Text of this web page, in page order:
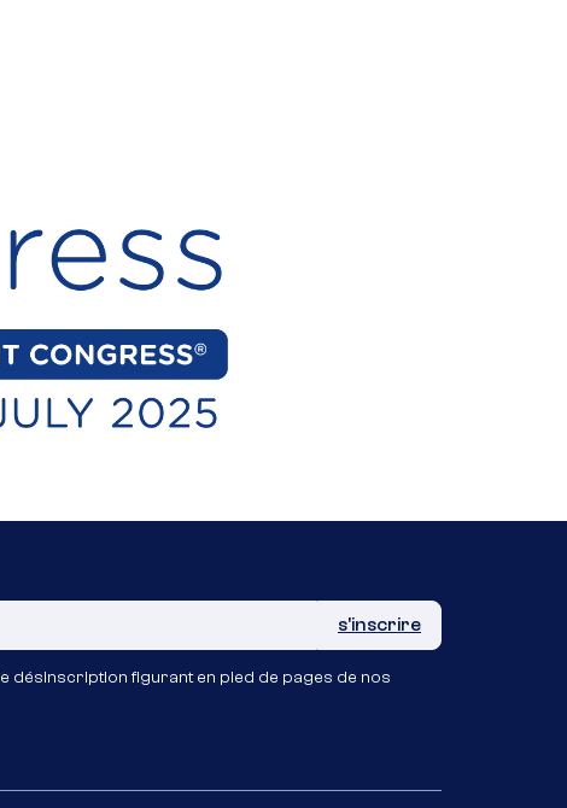
désinscription figurant en pied de pages de nos